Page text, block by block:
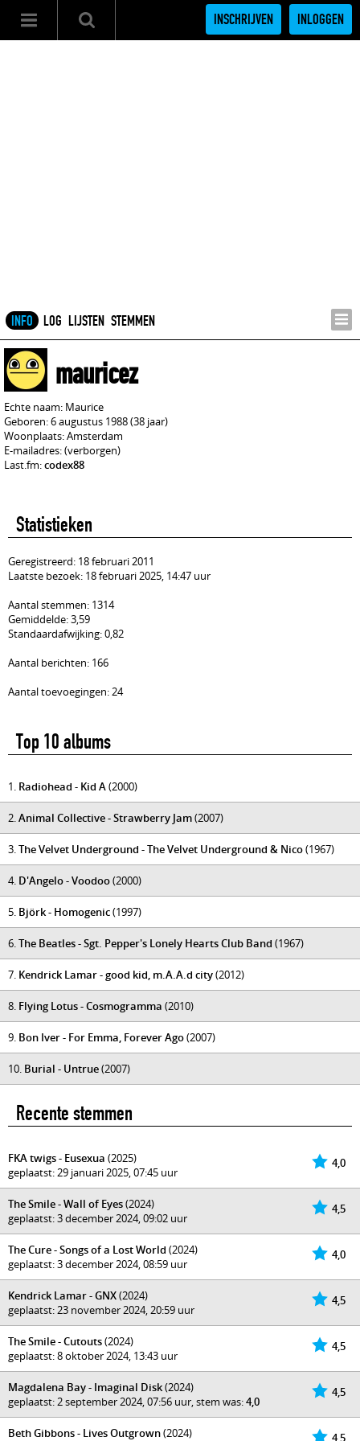
INSCHRIJVEN INLOGGEN
INFO LOG LIJSTEN STEMMEN
mauricez
Echte naam: Maurice
Geboren: 6 augustus 1988 (38 jaar)
Woonplaats: Amsterdam
E-mailadres: (verborgen)
Last.fm:codex88
Statistieken
Geregistreerd: 18 februari 2011
Laatste bezoek: 18 februari 2025, 14:47 uur
Aantal stemmen: 1314
Gemiddelde: 3,59
Standaardafwijking: 0,82
Aantal berichten: 166
Aantal toevoegingen: 24
Top 10 albums
1. Radiohead - Kid A(2000)
2.Animal Collective - Strawberry Jam(2007)
3.The Velvet Underground - The Velvet Underground & Nico(1967)
4. D'Angelo - Voodoo(2000)
5. Björk - Homogenic(1997)
6.The Beatles - Sgt. Pepper's Lonely Hearts Club Band (1967)
7. Kendrick Lamar - good kid, m.A.A.d city(2012)
8. Flying Lotus - Cosmogramma (2010)
9. Bon Iver - For Emma, Forever Ago(2007)
10. Burial - Untrue(2007)
Recente stemmen
4,0
FKA twigs - Eusexua (2025)
geplaatst: 29 januari 2025, 07:45 uur
4,5
The Smile - Wall of Eyes(2024)
geplaatst: 3 december 2024, 09:02 uur
4,0
The Cure - Songs of a Lost World (2024)
geplaatst: 3 december 2024, 08:59 uur
4,5
Kendrick Lamar - GNX(2024)
geplaatst: 23 november 2024, 20:59 uur
4,5
The Smile - Cutouts(2024)
geplaatst: 8 oktober 2024, 13:43 uur
4,5
Magdalena Bay - Imaginal Disk(2024)
geplaatst: 2 september 2024, 07:56 uur, stem was:4,0
4,5
Beth Gibbons - Lives Outgrown(2024)